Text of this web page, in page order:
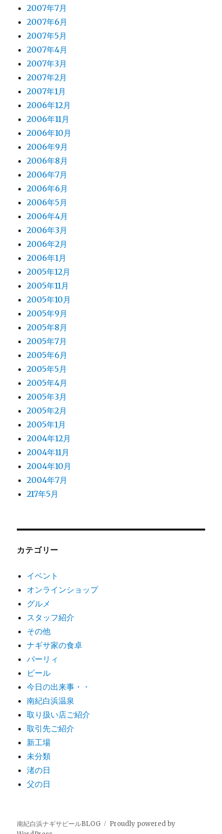
2007年7月
2007年6月
2007年5月
2007年4月
2007年3月
2007年2月
2007年1月
2006年12月
2006年11月
2006年10月
2006年9月
2006年8月
2006年7月
2006年6月
2006年5月
2006年4月
2006年3月
2006年2月
2006年1月
2005年12月
2005年11月
2005年10月
2005年9月
2005年8月
2005年7月
2005年6月
2005年5月
2005年4月
2005年3月
2005年2月
2005年1月
2004年12月
2004年11月
2004年10月
2004年7月
217年5月
カテゴリー
イベント
オンラインショップ
グルメ
スタッフ紹介
その他
ナギサ家の食卓
バーリィ
ビール
今日の出来事・・
南紀白浜温泉
取り扱い店ご紹介
取引先ご紹介
新工場
未分類
渚の日
父の日
南紀白浜ナギサビールBLOG
Proudly powered by